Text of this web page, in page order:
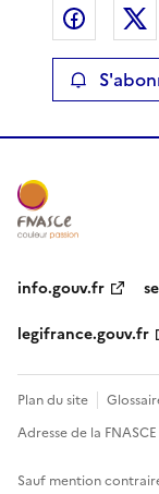
info.gouv.fr
legifrance.gouv.fr
Plan du site
Adresse de la FNASCE
Sauf mention